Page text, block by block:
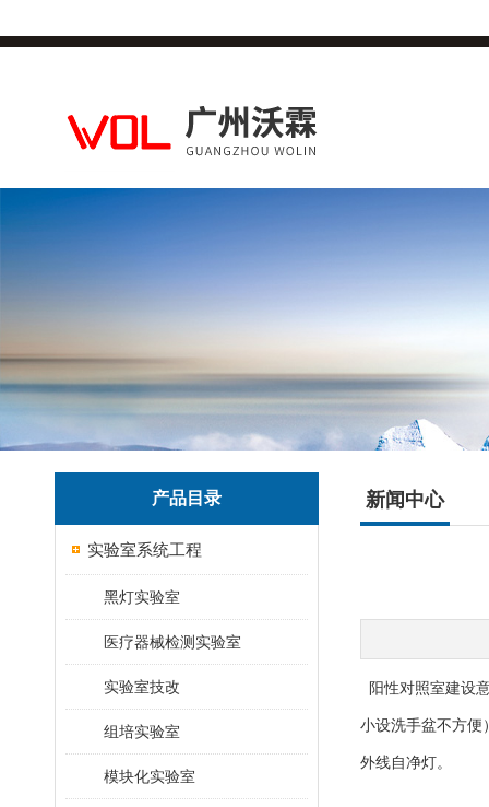
产品目录
实验室系统工程
黑灯实验室
医疗器械检测实验室
实验室技改
组培实验室
模块化实验室
新闻中心
阳性对照室建设
小设洗手盆不方便
外线自净灯。